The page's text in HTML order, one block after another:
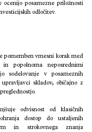
ocenijo posamezne priložnosti
odločitev.
pomemben vmesni korak med
popolnoma neposrednimi
sodelovanje v posameznih
skladov, običajno z
odvisnost od klasičnih
dostop do ustaljenih
in strokovnega znanja